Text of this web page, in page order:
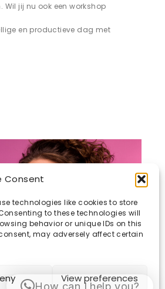
Consent
technologies like cookies to store
to these technologies will
behavior or unique IDs on this
may adversely affect certain
View preferences
jij nu ook een workshop
en productieve dag met
How can I help you?